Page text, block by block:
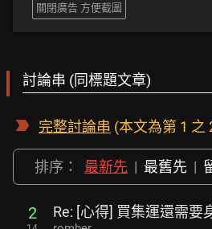
關閉廣告 方便截圖
討論串 (同標題文章)
完整討論串 (本文為第 1 之
排序： 最新先 | 最舊先 |
2 Re: [心得] 買集運還需要